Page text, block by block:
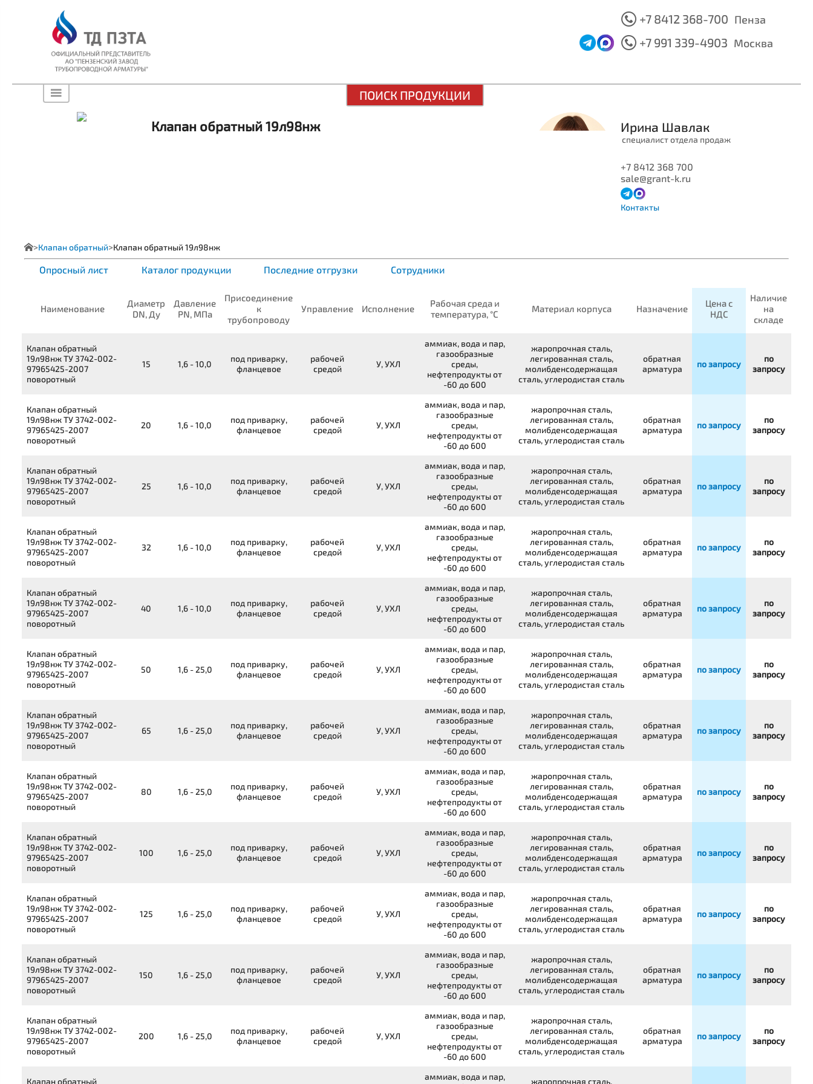
+7 8412 368-700 Пенза
+7 991 339-4903 Москва
ПОИСК ПРОДУКЦИИ
Клапан обратный 19л98нж Ирина Шавлак
специалист отдела продаж
+7 8412 368 700
sale@grant-k.ru
Контакты
Клапан обратный Клапан обратный 19л98нж
Опросный лист Каталог продукции Последние отгрузки Сотрудники
Наименование
Диаметр
DN, Ду
Давление
PN, МПа
Присоединение
к
трубопроводу
Управление Исполнение
Рабочая среда и
температура, °С
Материал корпуса Назначение
Цена с
НДС
Наличие
на
складе
Клапан обратный
19л98нжТУ 3742-002-
97965425-2007
поворотный
15 1,6 - 10,0
под приварку,
фланцевое
рабочей
средой
У, УХЛ
аммиак, вода и пар,
газообразные
среды,
нефтепродукты от
-60 до 600
жаропрочная сталь,
легированная сталь,
молибденсодержащая
сталь, углеродистая сталь
обратная
арматура
по запросу
по
запросу
Клапан обратный
19л98нжТУ 3742-002-
97965425-2007
поворотный
20 1,6 - 10,0
под приварку,
фланцевое
рабочей
средой
У, УХЛ
аммиак, вода и пар,
газообразные
среды,
нефтепродукты от
-60 до 600
жаропрочная сталь,
легированная сталь,
молибденсодержащая
сталь, углеродистая сталь
обратная
арматура
по запросу
по
запросу
Клапан обратный
19л98нжТУ 3742-002-
97965425-2007
поворотный
25 1,6 - 10,0
под приварку,
фланцевое
рабочей
средой
У, УХЛ
аммиак, вода и пар,
газообразные
среды,
нефтепродукты от
-60 до 600
жаропрочная сталь,
легированная сталь,
молибденсодержащая
сталь, углеродистая сталь
обратная
арматура
по запросу
по
запросу
Клапан обратный
19л98нжТУ 3742-002-
97965425-2007
поворотный
32 1,6 - 10,0
под приварку,
фланцевое
рабочей
средой
У, УХЛ
аммиак, вода и пар,
газообразные
среды,
нефтепродукты от
-60 до 600
жаропрочная сталь,
легированная сталь,
молибденсодержащая
сталь, углеродистая сталь
обратная
арматура
по запросу
по
запросу
Клапан обратный
19л98нжТУ 3742-002-
97965425-2007
поворотный
40 1,6 - 10,0
под приварку,
фланцевое
рабочей
средой
У, УХЛ
аммиак, вода и пар,
газообразные
среды,
нефтепродукты от
-60 до 600
жаропрочная сталь,
легированная сталь,
молибденсодержащая
сталь, углеродистая сталь
обратная
арматура
по запросу
по
запросу
Клапан обратный
19л98нжТУ 3742-002-
97965425-2007
поворотный
50 1,6 - 25,0
под приварку,
фланцевое
рабочей
средой
У, УХЛ
аммиак, вода и пар,
газообразные
среды,
нефтепродукты от
-60 до 600
жаропрочная сталь,
легированная сталь,
молибденсодержащая
сталь, углеродистая сталь
обратная
арматура
по запросу
по
запросу
Клапан обратный
19л98нжТУ 3742-002-
97965425-2007
поворотный
65 1,6 - 25,0
под приварку,
фланцевое
рабочей
средой
У, УХЛ
аммиак, вода и пар,
газообразные
среды,
нефтепродукты от
-60 до 600
жаропрочная сталь,
легированная сталь,
молибденсодержащая
сталь, углеродистая сталь
обратная
арматура
по запросу
по
запросу
Клапан обратный
19л98нжТУ 3742-002-
97965425-2007
поворотный
80 1,6 - 25,0
под приварку,
фланцевое
рабочей
средой
У, УХЛ
аммиак, вода и пар,
газообразные
среды,
нефтепродукты от
-60 до 600
жаропрочная сталь,
легированная сталь,
молибденсодержащая
сталь, углеродистая сталь
обратная
арматура
по запросу
по
запросу
Клапан обратный
19л98нжТУ 3742-002-
97965425-2007
поворотный
100 1,6 - 25,0
под приварку,
фланцевое
рабочей
средой
У, УХЛ
аммиак, вода и пар,
газообразные
среды,
нефтепродукты от
-60 до 600
жаропрочная сталь,
легированная сталь,
молибденсодержащая
сталь, углеродистая сталь
обратная
арматура
по запросу
по
запросу
Клапан обратный
19л98нжТУ 3742-002-
97965425-2007
поворотный
125 1,6 - 25,0
под приварку,
фланцевое
рабочей
средой
У, УХЛ
аммиак, вода и пар,
газообразные
среды,
нефтепродукты от
-60 до 600
жаропрочная сталь,
легированная сталь,
молибденсодержащая
сталь, углеродистая сталь
обратная
арматура
по запросу
по
запросу
Клапан обратный
19л98нжТУ 3742-002-
97965425-2007
поворотный
150 1,6 - 25,0
под приварку,
фланцевое
рабочей
средой
У, УХЛ
аммиак, вода и пар,
газообразные
среды,
нефтепродукты от
-60 до 600
жаропрочная сталь,
легированная сталь,
молибденсодержащая
сталь, углеродистая сталь
обратная
арматура
по запросу
по
запросу
Клапан обратный
19л98нжТУ 3742-002-
97965425-2007
поворотный
200 1,6 - 25,0
под приварку,
фланцевое
рабочей
средой
У, УХЛ
аммиак, вода и пар,
газообразные
среды,
нефтепродукты от
-60 до 600
жаропрочная сталь,
легированная сталь,
молибденсодержащая
сталь, углеродистая сталь
обратная
арматура
по запросу
по
запросу
Клапан обратный
аммиак, вода и пар,
жаропрочная сталь,